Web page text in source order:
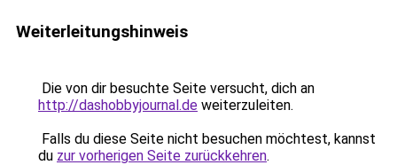
Weiterleitungshinweis
Die von dir besuchte Seite versucht, dich an
http://dashobbyjournal.de weiterzuleiten.
Falls du diese Seite nicht besuchen möchtest, kannst
du zur vorherigen Seite zurückkehren.